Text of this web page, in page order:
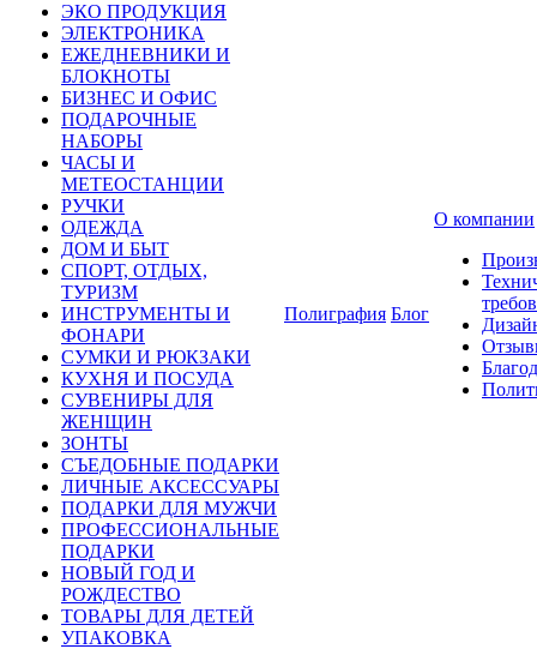
ЭКО ПРОДУКЦИЯ
ЭЛЕКТРОНИКА
ЕЖЕДНЕВНИКИ И
БЛОКНОТЫ
БИЗНЕС И ОФИС
ПОДАРОЧНЫЕ
НАБОРЫ
ЧАСЫ И
МЕТЕОСТАНЦИИ
РУЧКИ
ОДЕЖДА
ДОМ И БЫТ
СПОРТ, ОТДЫХ,
ТУРИЗМ
ИНСТРУМЕНТЫ И
ФОНАРИ
СУМКИ И РЮКЗАКИ
КУХНЯ И ПОСУДА
СУВЕНИРЫ ДЛЯ
ЖЕНЩИН
ЗОНТЫ
СЪЕДОБНЫЕ ПОДАРКИ
ЛИЧНЫЕ АКСЕССУАРЫ
ПОДАРКИ ДЛЯ МУЖЧИ
ПРОФЕССИОНАЛЬНЫЕ
ПОДАРКИ
НОВЫЙ ГОД И
РОЖДЕСТВО
ТОВАРЫ ДЛЯ ДЕТЕЙ
УПАКОВКА
Полиграфия Блог
О компании